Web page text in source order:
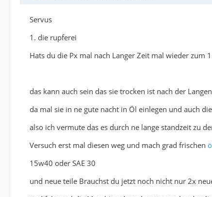
Servus
1. die rupferei
Hats du die Px mal nach Langer Zeit mal wieder zum
das kann auch sein das sie trocken ist nach der
da mal sie in ne gute nacht in Öl einlegen und auch
also ich vermute das es durch ne lange standzeit zu
Versuch erst mal diesen weg und mach grad frischen
15w40 oder SAE 30
und neue teile Brauchst du jetzt noch nicht nur 2x